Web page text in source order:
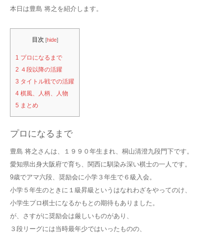
本日は豊島 将之を紹介します。
目次 [hide]
1 プロになるまで
2 ４段以降の活躍
3 タイトル戦での活躍
4 棋風、人柄、人物
5 まとめ
プロになるまで
豊島 将之さんは、１９９０年生まれ、桐山清澄九段門下です。
愛知県出身大阪府で育ち、関西に馴染み深い棋士の一人です。
9歳でアマ六段、奨励会に小学３年生で６級入会。
小学５年生のときに１級昇級というはなれわざをやってのけ、
小学生プロ棋士になるかもとの期待もありました。
が、さすがに奨励会は厳しいものがあり、
３段リーグには当時最年少ではいったものの、